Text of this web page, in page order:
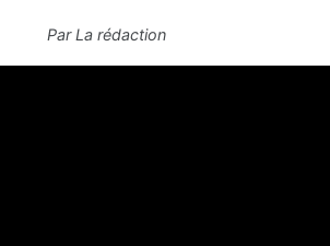
ParLa rédaction